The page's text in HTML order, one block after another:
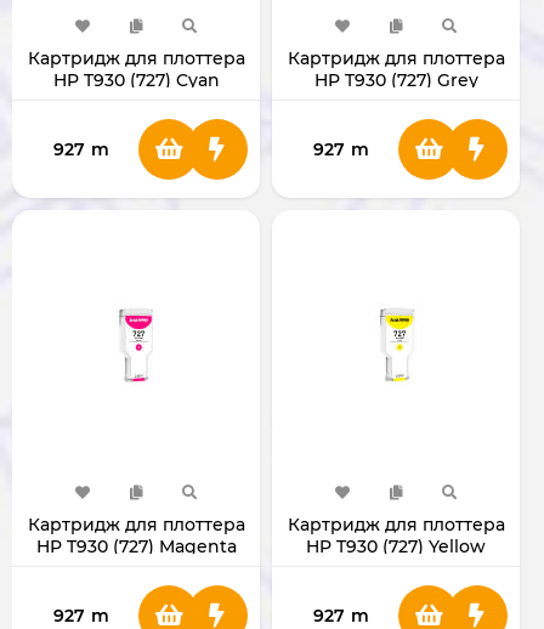
Картридж для плоттера
HP T930 (727) Cyan
927 m
Картридж для плоттера
HP T930 (727) Grey
927 m
Картридж для плоттера
HP T930 (727) Magenta
927 m
Картридж для плоттера
HP T930 (727) Yellow
927 m